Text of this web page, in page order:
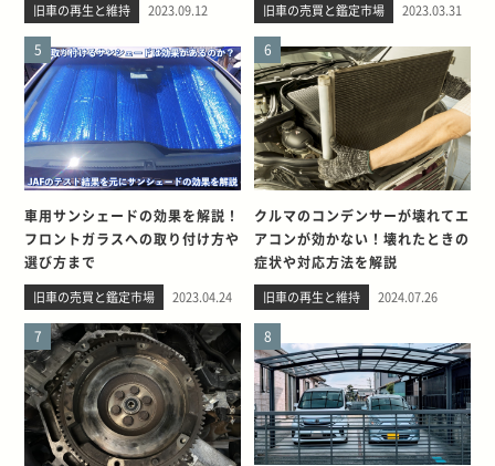
旧車の再生と維持 2023.09.12 旧車の売買と鑑定市場 2023.03.31
5
車用サンシェードの効果を解説！
フロントガラスへの取り付け方や
選び方まで
旧車の売買と鑑定市場 2023.04.24
6
クルマのコンデンサーが壊れてエ
アコンが効かない！壊れたときの
症状や対応方法を解説
旧車の再生と維持 2024.07.26
7 8